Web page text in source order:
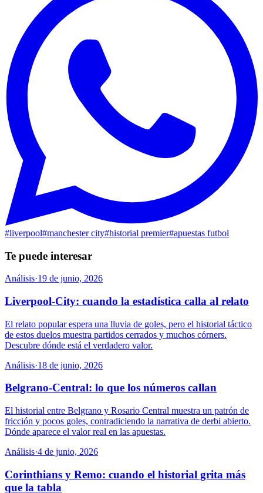
#liverpool#manchester city#historial premier#apuestas futbol
Te puede interesar
Análisis·19 de junio, 2026
Liverpool-City: cuando la estadística calla al relato
El relato popular espera una lluvia de goles, pero el historial táctico
de estos duelos muestra partidos cerrados y muchos córners.
Descubre dónde está el verdadero valor.
Análisis·18 de junio, 2026
Belgrano-Central: lo que los números callan
El historial entre Belgrano y Rosario Central muestra un patrón de
fricción y pocos goles, contradiciendo la narrativa de derbi abierto.
Dónde aparece el valor real en las apuestas.
Análisis·4 de junio, 2026
Corinthians y Remo: cuando el historial grita más
que la tabla